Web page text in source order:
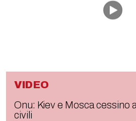
VIDEO
Onu: Kiev e Mosca cessino
civili